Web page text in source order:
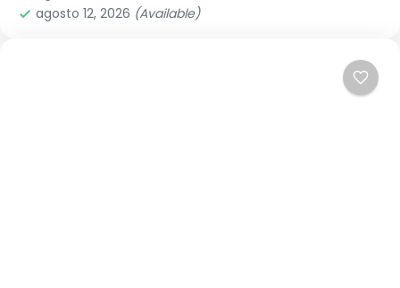
agosto 12, 2026 (Available)